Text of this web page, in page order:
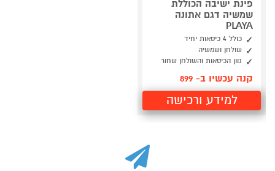
פינת ישיבה הכוללת
שמשיה דגם אתונה
PLAYA
כולל 4 כיסאות יחיד
שולחן ושמשיה
גוון הכיסאות והשולחן שחור
קנה עכשיו ב- 899
למידע ורכישה